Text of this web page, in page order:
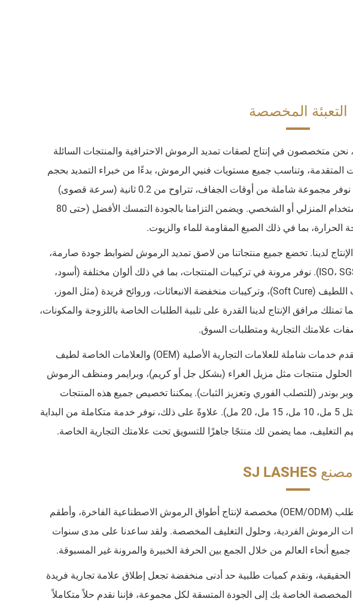
التعبئة المخصصة
متخصصون في إنتاج لصقات تمديد الرموش الاحترافية والمنتجات السائلة
المتقدمة، وتناسب جميع مستويات فنيي الرموش، بدءًا من خبراء التمديد بحجم
الميجا فولوم وحتى المبتدئين والعملاء ذوي الحساسية. نوفر مجموعة شاملة من أوقات الجفاف، تتراوح من 0.2 ثانية (سرعة قصوى)
للمحترفين إلى 3 ثوانٍ (سهل الاستخدام للمبتدئين) للاستخدام المنزلي أو الشخصي. ويضمن التزامنا بالجودة التمسك الأفضل (حتى 80
بما في ذلك الصيغ المقاومة للماء والزيوت.
لدينا. تخضع جميع منتجاتنا من لاصق تمديد الرموش لضوابط جودة صارمة،
وتأتي مع شهادات معتمدة من جهات رائدة (ISO، SGS، Intertek). نوفر مرونة في تركيبات المنتجات، بما في ذلك ألوان مختلفة (أسود،
شفاف، بنفسجي) وميزات متخصصة مثل تقنية التصلب اللطيف (Soft Cure)، وتركيبات منخفضة الانبعاثات، وروائح فريدة (مثل الموز،
تمتلك مرافق الإنتاج لدينا القدرة على تلبية الطلبات الخاصة باللزوجة والمكونات،
علامتك التجارية ومتطلبات السوق.
بالإضافة إلى خطنا الأساسي من المواد اللاصقة، نحن نقدم خدمات شاملة للعلامات التجارية الأصلية (OEM) والعلامات الخاصة لطيف
منتجات مثل مزيل الغراء (بشكل جل أو كريم)، وبرايمر ومنظف الرموش
(للتصلب الفوري وتعزيز الثبات). يمكننا تخصيص جميع هذه المنتجات
السائلة بمواصفات مختلفة وأحجام زجاجات متنوعة (مثل 5 مل، 10 مل، 15 مل، 20 مل). علاوةً على ذلك، نوفر خدمة متكاملة من البداية
مما يضمن لك منتجًا جاهزًا للتسويق تحت علامتك التجارية الخاصة.
مصنع SJ LASHES
SJ Lashes هي شركة تصنيع رائدة للمنتجات حسب الطلب (OEM/ODM) مخصصة لإنتاج أطواق الرموش الاصطناعية الفاخرة، وأطقم
الرموش الفردية، وحلول التغليف المخصصة. ولقد ساعدنا على مدى سنوات
أنحاء العالم من خلال الجمع بين الحرفة الخبيرة والمرونة غير المسبوقة.
ونقدم كميات طلبية حد أدنى منخفضة تجعل إطلاق علامة تجارية فريدة
الخاصة بك إلى الجودة المتسقة لكل مجموعة، فإننا نقدم حلاً متكاملاً